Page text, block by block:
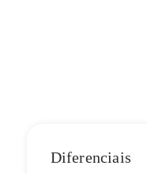
Diferenciais